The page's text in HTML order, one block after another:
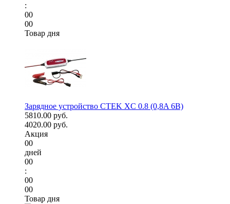
:
00
00
Товар дня
Зарядное устройство CTEK XC 0.8 (0,8A 6В)
5810.00 руб.
4020.00 руб.
Акция
00
дней
00
:
00
00
Товар дня